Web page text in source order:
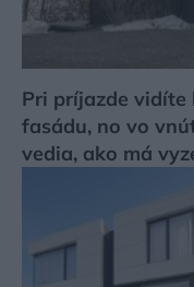
Pri príjazde vidíte
fasádu, no vo
vedia, ako má